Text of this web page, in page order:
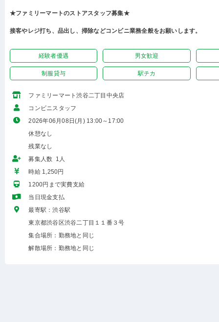
★ファミリーマートのストアスタッフ募集★
接客やレジ打ち、品出し、掃除などコンビニ業務全般をお願いします。
経験者優遇 男女歓迎
制服貸与 駅チカ
ファミリーマート渋谷二丁目中央店
コンビニスタッフ
2026年06月08日(月) 13:00～17:00
休憩なし
残業なし
募集人数 1人
時給 1,250円
1200円まで実費支給
当日現金支払
最寄駅：渋谷駅
東京都渋谷区渋谷二丁目１１番３号
集合場所：勤務地と同じ
解散場所：勤務地と同じ